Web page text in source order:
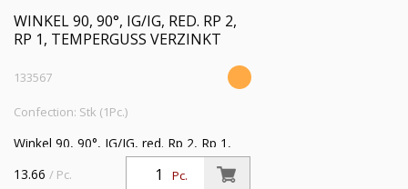
WINKEL 90, 90°, IG/IG, RED. RP 2,
RP 1, TEMPERGUSS VERZINKT
133567
Confection: Stk (1Pc.)
Winkel 90, 90°, IG/IG, red. Rp 2, Rp 1,
Temperguss verzinkt,
Betriebstemperatur -20 °C bis 300 °C,
Pc.
13.66 / Pc.